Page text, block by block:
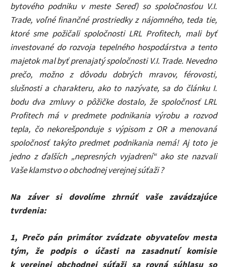
bytového podniku v meste Sereď) so spoločnosťou V.I.
Trade, voľné finančné prostriedky z nájomného, teda tie,
ktoré sme požičali spoločnosti LRL Profitech, mali byť
investované do rozvoja tepelného hospodárstva a tento
majetok mal byť prenajatý spoločnosti V.I. Trade. Nevedno
prečo, možno z dôvodu dobrých mravov, férovosti,
slušnosti a charakteru, ako to nazývate, sa do článku I.
bodu dva zmluvy o pôžičke dostalo, že spoločnosť LRL
Profitech má v predmete podnikania výrobu a rozvod
tepla, čo nekorešponduje s výpisom z OR a menovaná
spoločnosť takýto predmet podnikania nemá! Aj toto je
jedno z ďalších „nepresných vyjadrení“ ako ste nazvali
Vaše klamstvo o obchodnej verejnej súťaži ?
Na záver si dovolíme zhrnúť vaše zavádzajúce
tvrdenia:
1, Prečo pán primátor zvádzate obyvateľov mesta
tým, že podpis o účasti na zasadnutí komisie
k verejnej obchodnej súťaži sa rovná súhlasu so